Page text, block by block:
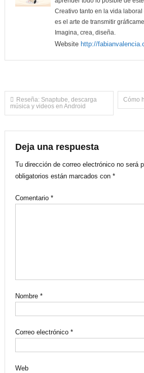
Creativo tanto en la vida
es el arte de transmitir
Imagina, crea, diseña.
Website http://
Navegación
entradas
Reseña: Snaptube, descarga
música y videos en Android
Cómo
Deja una respuesta
Tu dirección de correo electrónico no será
obligatorios están marcados con *
Comentario *
Nombre *
Correo electrónico *
Web